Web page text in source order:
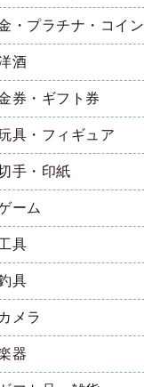
・プラチナ・コイン
酒
券・ギフト券
具・フィギュア
手・印紙
ーム
具
具
カメラ
器